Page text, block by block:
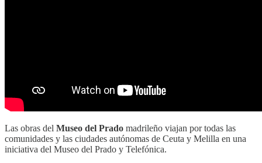
Las obras del Museo del Prado madrileño viajan por todas las
comunidades y las ciudades autónomas de Ceuta y Melilla en una
iniciativa del Museo del Prado y Telefónica.